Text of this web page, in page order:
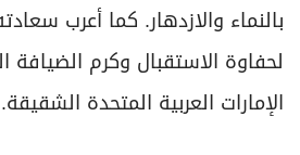
بالنماء والازدهار. كما أعرب
لحفاوة الاستقبال وكرم الضيافة
الإمارات العربية المتحدة الشقيقة.